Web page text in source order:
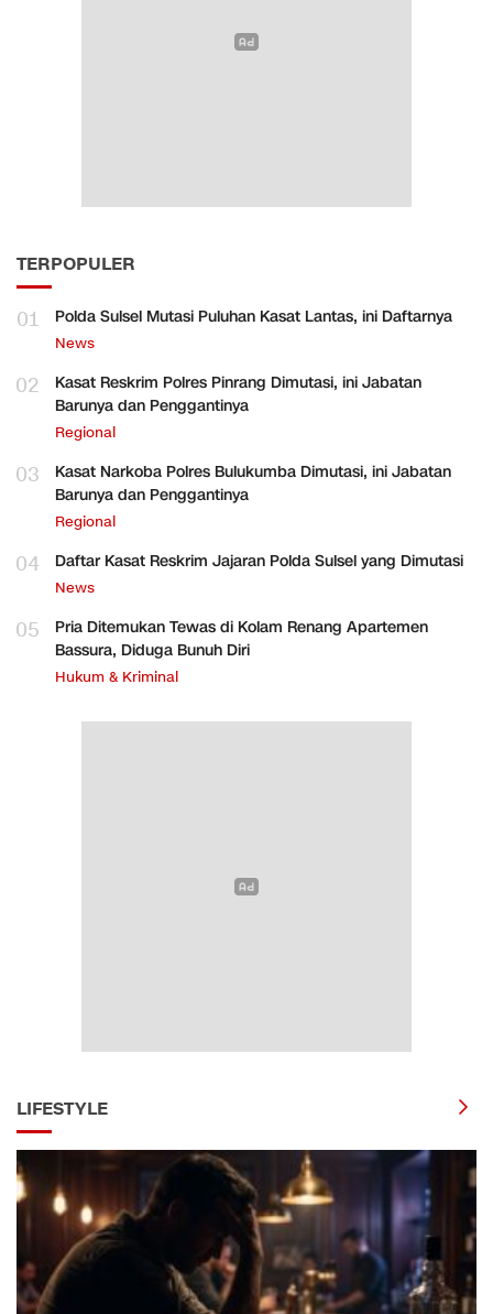
TERPOPULER
01 Polda Sulsel Mutasi Puluhan Kasat Lantas, ini Daftarnya
News
02
Kasat Reskrim Polres Pinrang Dimutasi, ini Jabatan
Barunya dan Penggantinya
Regional
03
Kasat Narkoba Polres Bulukumba Dimutasi, ini Jabatan
Barunya dan Penggantinya
Regional
04 Daftar Kasat Reskrim Jajaran Polda Sulsel yang Dimutasi
News
05
Pria Ditemukan Tewas di Kolam Renang Apartemen
Bassura, Diduga Bunuh Diri
Hukum & Kriminal
LIFESTYLE